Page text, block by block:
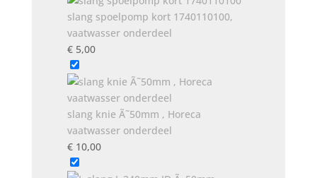
slang spoelpomp kort 1740110100,
vaatwasser onderdeel
€5,00
slang knie Ã˜50mm , Horeca
vaatwasser onderdeel
€10,00